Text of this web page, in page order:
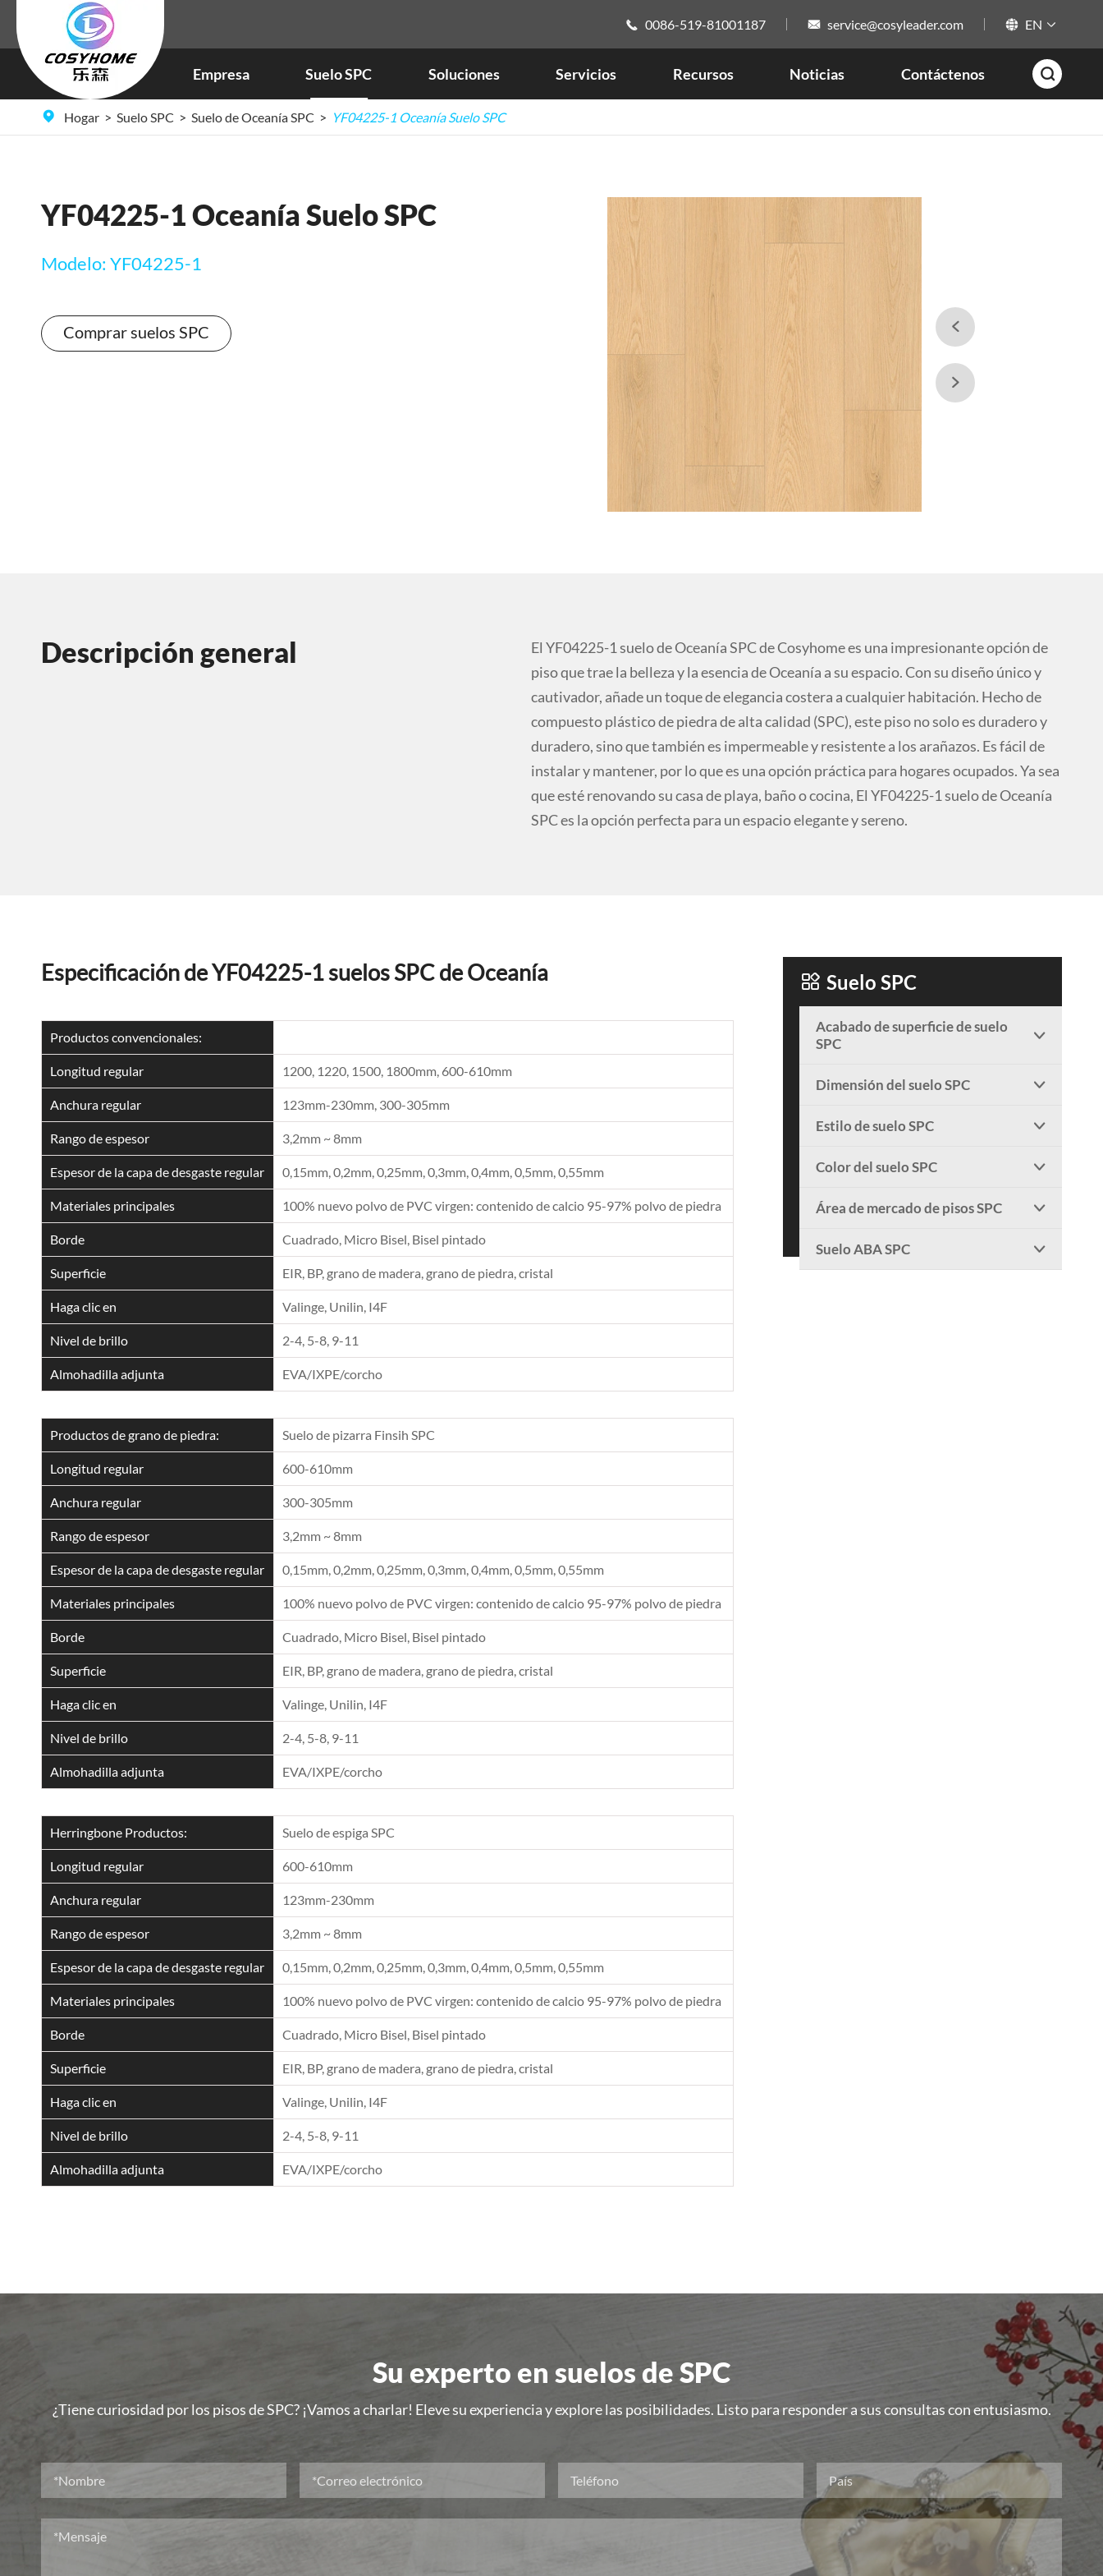
 0086-519-81001187  service@cosyleader.com  EN 
Empresa Suelo SPC Soluciones Servicios Recursos Noticias Contáctenos 
Hogar Suelo SPC Suelo de Oceanía SPC YF04225-1 Oceanía Suelo SPC
YF04225-1 Oceanía Suelo SPC
Modelo: YF04225-1
Comprar suelos SPC 

Descripción general
El YF04225-1 suelo de Oceanía SPC de Cosyhome es una impresionante opción de
piso que trae la belleza y la esencia de Oceanía a su espacio. Con su diseño único y
cautivador, añade un toque de elegancia costera a cualquier habitación. Hecho de
compuesto plástico de piedra de alta calidad (SPC), este piso no solo es duradero y
duradero, sino que también es impermeable y resistente a los arañazos. Es fácil de
instalar y mantener, por lo que es una opción práctica para hogares ocupados. Ya sea
que esté renovando su casa de playa, baño o cocina, El YF04225-1 suelo de Oceanía
SPC es la opción perfecta para un espacio elegante y sereno.
Especificación de YF04225-1 suelos SPC de Oceanía
Productos convencionales:
Longitud regular 1200, 1220, 1500, 1800mm, 600-610mm
Anchura regular 123mm-230mm, 300-305mm
Rango de espesor 3,2mm ~ 8mm
Espesor de la capa de desgaste regular 0,15mm, 0,2mm, 0,25mm, 0,3mm, 0,4mm, 0,5mm, 0,55mm
Materiales principales 100% nuevo polvo de PVC virgen: contenido de calcio 95-97% polvo de piedra
Borde Cuadrado, Micro Bisel, Bisel pintado
Superficie EIR, BP, grano de madera, grano de piedra, cristal
Haga clic en Valinge, Unilin, I4F
Nivel de brillo 2-4, 5-8, 9-11
Almohadilla adjunta EVA/IXPE/corcho
Productos de grano de piedra: Suelo de pizarra Finsih SPC
Longitud regular 600-610mm
Anchura regular 300-305mm
Rango de espesor 3,2mm ~ 8mm
Espesor de la capa de desgaste regular 0,15mm, 0,2mm, 0,25mm, 0,3mm, 0,4mm, 0,5mm, 0,55mm
Materiales principales 100% nuevo polvo de PVC virgen: contenido de calcio 95-97% polvo de piedra
Borde Cuadrado, Micro Bisel, Bisel pintado
Superficie EIR, BP, grano de madera, grano de piedra, cristal
Haga clic en Valinge, Unilin, I4F
Nivel de brillo 2-4, 5-8, 9-11
Almohadilla adjunta EVA/IXPE/corcho
Herringbone Productos: Suelo de espiga SPC
Longitud regular 600-610mm
Anchura regular 123mm-230mm
Rango de espesor 3,2mm ~ 8mm
Espesor de la capa de desgaste regular 0,15mm, 0,2mm, 0,25mm, 0,3mm, 0,4mm, 0,5mm, 0,55mm
Materiales principales 100% nuevo polvo de PVC virgen: contenido de calcio 95-97% polvo de piedra
Borde Cuadrado, Micro Bisel, Bisel pintado
Superficie EIR, BP, grano de madera, grano de piedra, cristal
Haga clic en Valinge, Unilin, I4F
Nivel de brillo 2-4, 5-8, 9-11
Almohadilla adjunta EVA/IXPE/corcho
 Suelo SPC
Acabado de superficie de suelo
SPC

Dimensión del suelo SPC 
Estilo de suelo SPC 
Color del suelo SPC 
Área de mercado de pisos SPC 
Suelo ABA SPC 
Su experto en suelos de SPC
¿Tiene curiosidad por los pisos de SPC? ¡Vamos a charlar! Eleve su experiencia y explore las posibilidades. Listo para responder a sus consultas con entusiasmo.